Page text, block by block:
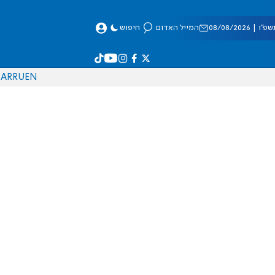
08/2026 המייל האדום חיפוש
EN
RU
AR